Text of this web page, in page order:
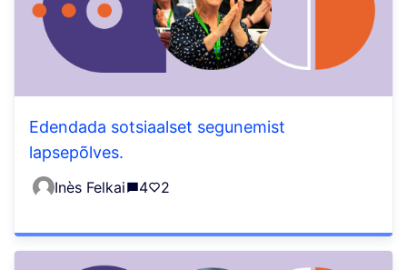
Edendada sotsiaalset segunemist
lapsepõlves.
Inès Felkai 4 2